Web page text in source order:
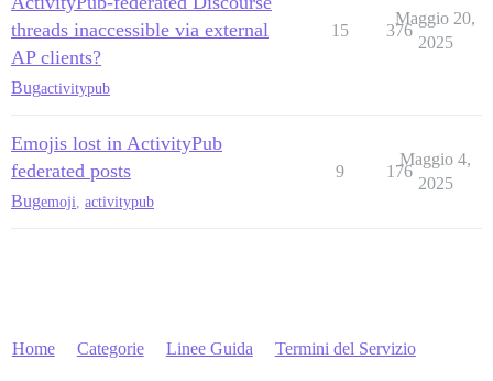
threads inaccessible via external
AP clients?
Bugactivitypub
15 376
Maggio 20,
2025
Emojis lost in ActivityPub
federated posts
Bugemoji activitypub
9 176
Maggio 4,
2025
Home Categorie Linee Guida Termini del Servizio